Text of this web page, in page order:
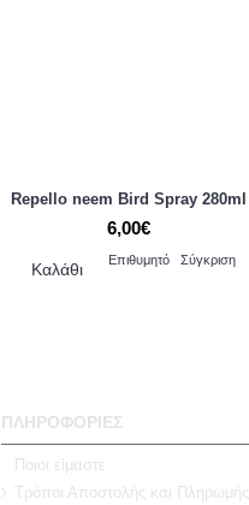
Repello neem Bird Spray 280ml
6,00€
Καλάθι Επιθυμητό Σύγκριση
ΠΛΗΡΟΦΟΡΙΕΣ
Ποιοι είμαστε
Τρόποι Αποστολής και Πληρωμής